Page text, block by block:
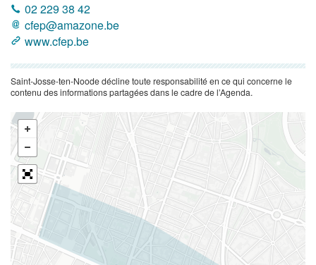
02 229 38 42
cfep@amazone.be
www.cfep.be
Saint-Josse-ten-Noode décline toute responsabilité en ce qui concerne le
contenu des informations partagées dans le cadre de l’Agenda.